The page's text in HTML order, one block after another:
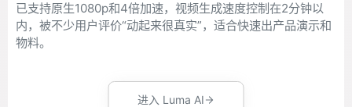
已支持原生1080p和4倍加速，视频生成速度控制在2分钟以
内，被不少用户评价“动起来很真实”，适合快速出产品演示和
物料。
进入 Luma AI